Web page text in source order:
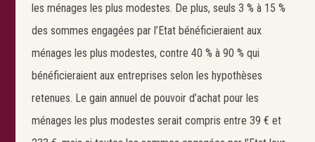
les ménages les plus modestes. De plus, seuls 3 % à 15 %
des sommes engagées par l’Etat bénéficieraient aux
ménages les plus modestes, contre 40 % à 90 % qui
bénéficieraient aux entreprises selon les hypothèses
retenues. Le gain annuel de pouvoir d’achat pour les
ménages les plus modestes serait compris entre 39 € et